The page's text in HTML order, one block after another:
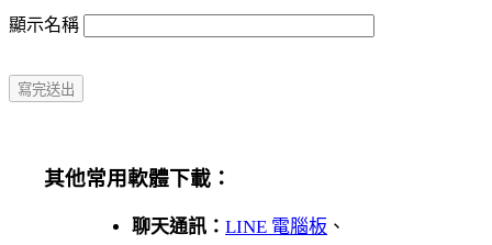
顯示名稱
其他常用軟體下載：
聊天通訊： LINE 電腦板 、